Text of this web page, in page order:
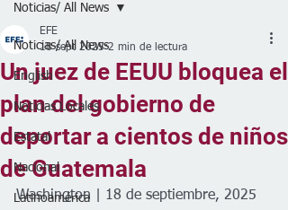
Noticias/ All News
English
Noticias Locales
Estatal
Nacional
Latinoamérica
Noticias/ All News
Un juez de EEUU bloquea el
plan del gobierno de
deportar a cientos de niños
de Guatemala
EFE
18 sept 2025 2 min de lectura
Washington | 18 de septiembre, 2025